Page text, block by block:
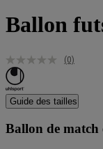
Ballon
(0)
Guide des tailles
Ballon de